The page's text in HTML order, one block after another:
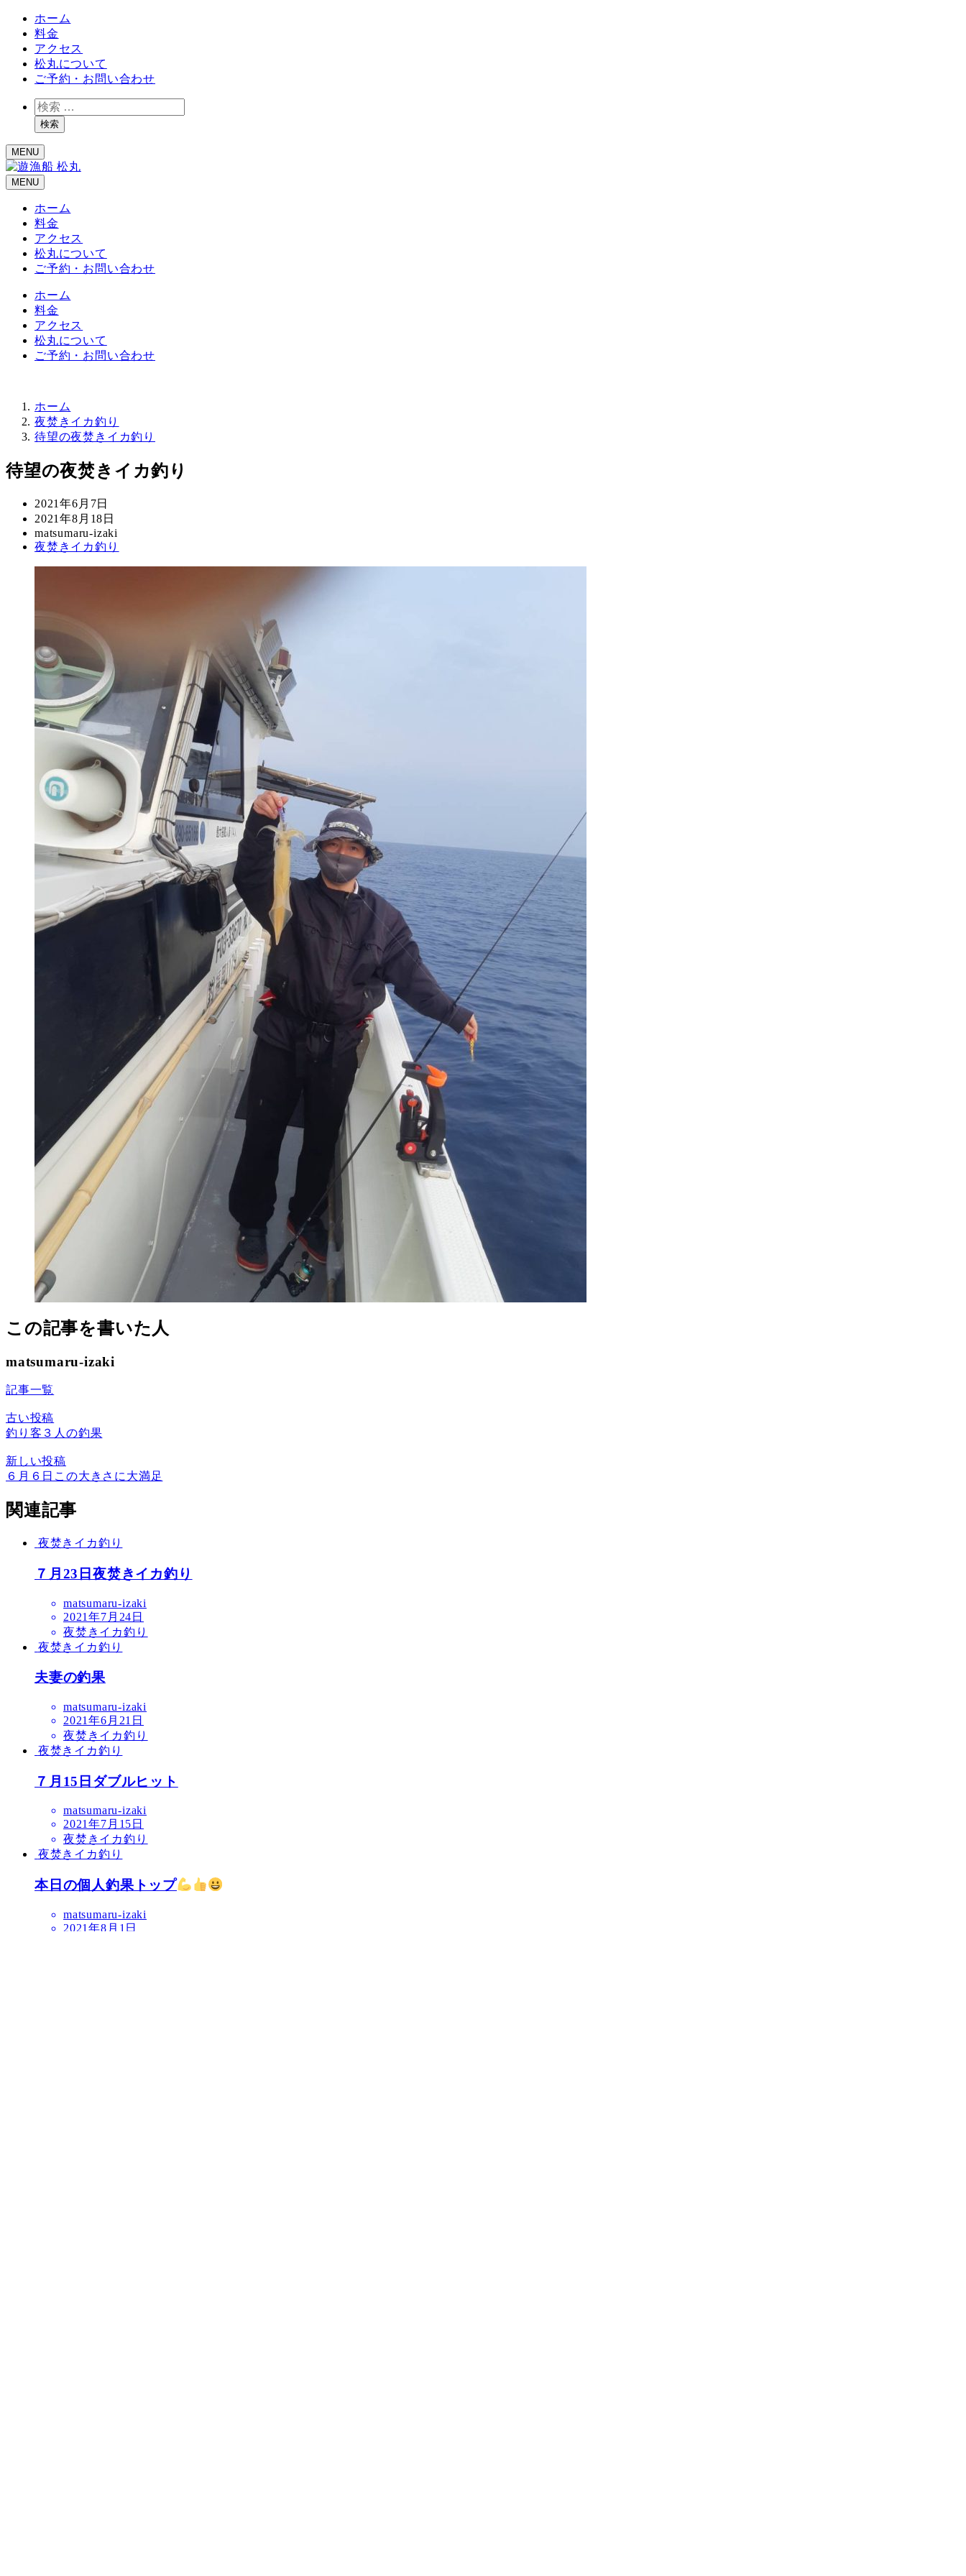
ホーム
料金
アクセス
松丸について
ご予約・お問い合わせ
検
索検索
MENU
MENU
ホーム
料金
アクセス
松丸について
ご予約・お問い合わせ
ホーム
料金
アクセス
松丸について
ご予約・お問い合わせ
ホーム
夜焚きイカ釣り
待望の夜焚きイカ釣り
待望の夜焚きイカ釣り
投
稿
日
2021年6月7日
更
新
日
2021年8月18日
著
者
matsumaru-izaki
カ
夜焚きイカ釣り
この記事を書いた人
matsumaru-izaki
記事一覧
古い投稿
釣り客３人の釣果
新しい投稿
６月６日この大きさに大満足
関連記事
夜焚きイカ釣り
７月23日夜焚きイカ釣り
matsumaru-izaki
2021年7月24日
夜焚きイカ釣り
夜焚きイカ釣り
夫妻の釣果
matsumaru-izaki
2021年6月21日
夜焚きイカ釣り
夜焚きイカ釣り
７月15日ダブルヒット
matsumaru-izaki
2021年7月15日
夜焚きイカ釣り
夜焚きイカ釣り
本日の個人釣果トップ
matsumaru-izaki
2021年8月1日